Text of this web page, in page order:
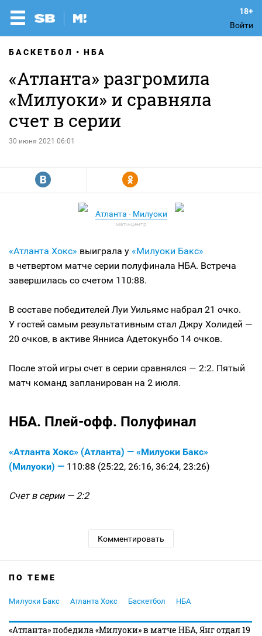
Войти
БАСКЕТБОЛ НБА
«Атланта» разгромила
«Милуоки» и сравняла
счет в серии
30 июня 2021 06:01
R Y
Атланта - Милуоки
«Атланта Хокс» выиграла у «Милуоки Бакс»
в четвертом матче серии полуфинала НБА. Встреча
завершилась со счетом 110:88.
В составе победителей Луи Уильямс набрал 21 очко.
У гостей самым результативным стал Джру Холидей —
20 очков, в активе Янниса Адетокунбо 14 очков.
После этой игры счет в серии сравнялся — 2:2. Пятый
матч команд запланирован на 2 июля.
НБА. Плей-офф. Полуфинал
«Атланта Хокс» (Атланта) — «Милуоки Бакс»
(Милуоки) — 110:88 (25:22, 26:16, 36:24, 23:26)
Счет в серии — 2:2
Комментировать
ПО ТЕМЕ
Милуоки Бакс Атланта Хокс Баскетбол НБА
«Атланта» победила «Милуоки» в матче НБА, Янг отдал 19